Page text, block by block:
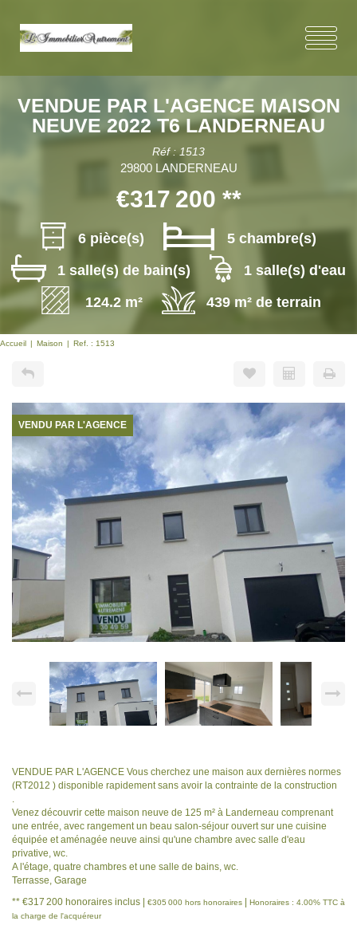
VENDUE PAR L'AGENCE MAISON
NEUVE 2022 T6 LANDERNEAU
Réf : 1513
29800 LANDERNEAU
€317 200 **
6 pièce(s)
5 chambre(s)
1 salle(s) de bain(s)
1 salle(s) d'eau
124.2 m²
439 m² de terrain
Accueil Maison Ref. : 1513
VENDU PAR L'AGENCE
VENDUE PAR L'AGENCE Vous cherchez une maison aux dernières normes
(RT2012 ) disponible rapidement sans avoir la contrainte de la construction
.
Venez découvrir cette maison neuve de 125 m² à Landerneau comprenant
une entrée, avec rangement un beau salon-séjour ouvert sur une cuisine
équipée et aménagée neuve ainsi qu'une chambre avec salle d'eau
privative, wc.
A l'étage, quatre chambres et une salle de bains, wc.
Terrasse, Garage
** €317 200 honoraires inclus €305 000 hors honoraires
Honoraires : 4.00% TTC à
la charge de l'acquéreur